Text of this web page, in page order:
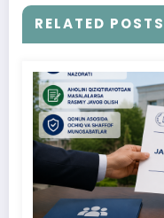
RELATED POSTS